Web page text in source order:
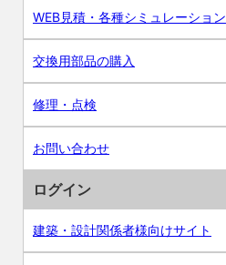
WEB見積・各種シミュレーション
交換用部品の購入
修理・点検
お問い合わせ
ログイン
建築・設計関係者様向けサイト